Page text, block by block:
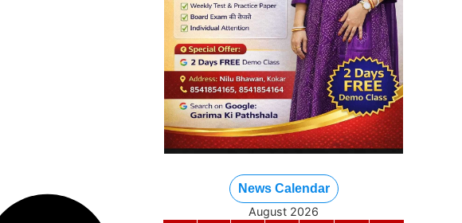
News Calendar
August 2026